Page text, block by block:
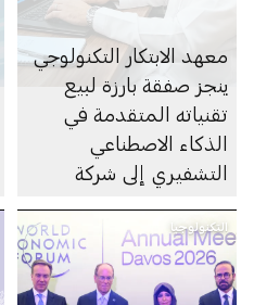
معهد الابتكار التكنولوجي
ينجز صفقة بارزة لبيع
تقنياته المتقدمة في
الذكاء الاصطناعي
التشفيري إلى شركة
التكنولوجيا